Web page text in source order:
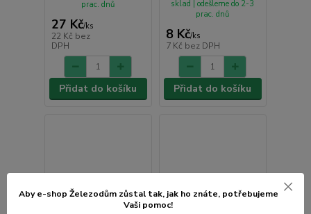
27 Kč/ks
22 Kč bez
DPH
prac. dnů
Přidat do košíku
8 Kč/ks
7 Kč bez DPH
sklad | odešleme do 2-3
prac. dnů
Přidat do košíku
Aby e-shop Železodům zůstal tak, jak ho znáte, potřebujeme
Vaši pomoc!